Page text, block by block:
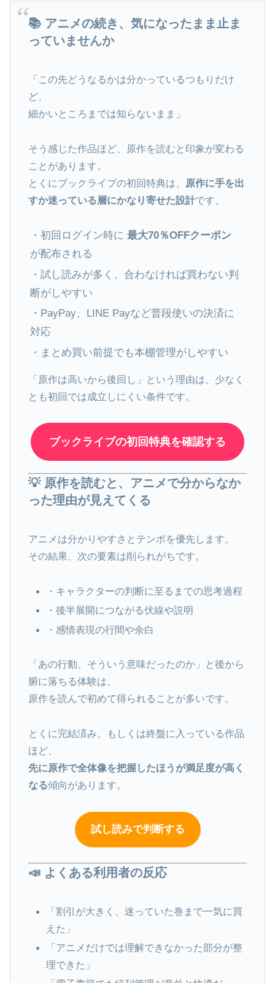
📚 アニメの続き、気になったまま止ま
っていませんか
「この先どうなるかは分かっているつもりだけ
ど、
細かいところまでは知らないまま」
そう感じた作品ほど、原作を読むと印象が変わる
ことがあります。
とくにブックライブの初回特典は、
原作に手を出
すか迷っている層にかなり寄せた設計です。
・初回ログイン時に最大70％OFFクーポン
が配布される
・試し読みが多く、合わなければ買わない判
断がしやすい
・PayPay、LINE Payなど普段使いの決済に
対応
・まとめ買い前提でも本棚管理がしやすい
「原作は高いから後回し」という理由は、少なく
とも初回では成立しにくい条件です。
ブックライブの初回特典を確認する
💡 原作を読むと、アニメで分からなか
った理由が見えてくる
アニメは分かりやすさとテンポを優先します。
その結果、次の要素は削られがちです。
・キャラクターの判断に至るまでの思考過程
・後半展開につながる伏線や説明
・感情表現の行間や余白
「あの行動、そういう意味だったのか」と後から
腑に落ちる体験は、
原作を読んで初めて得られることが多いです。
とくに完結済み、もしくは終盤に入っている作品
ほど、
先に原作で全体像を把握したほうが満足度が高く
なる傾向があります。
試し読みで判断する
📣 よくある利用者の反応
「割引が大きく、迷っていた巻まで一気に買
えた」
「アニメだけでは理解できなかった部分が整
理できた」